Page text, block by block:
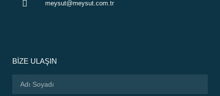
meysut@meysut.com.tr
BİZE ULAŞIN